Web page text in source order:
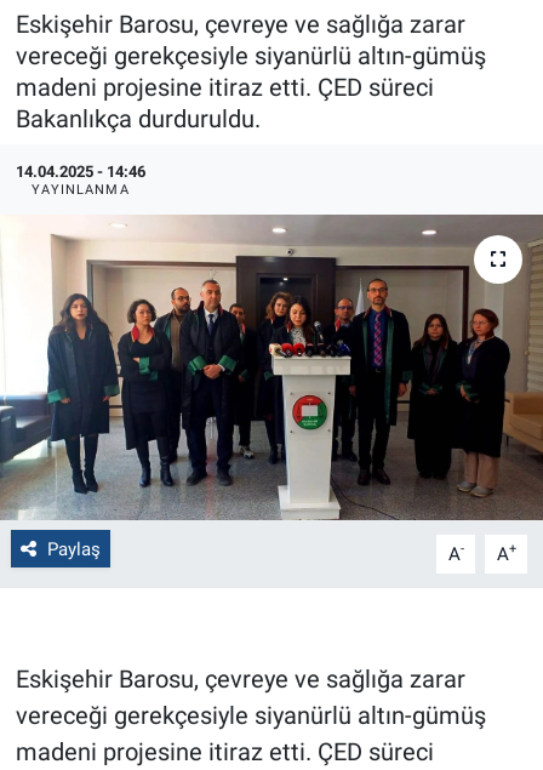
Eskişehir Barosu, çevreye ve sağlığa zarar
vereceği gerekçesiyle siyanürlü altın-gümüş
madeni projesine itiraz etti. ÇED süreci
Bakanlıkça durduruldu.
14.04.2025 - 14:46
YAYINLANMA
Paylaş A- A+
Eskişehir Barosu, çevreye ve sağlığa zarar
vereceği gerekçesiyle siyanürlü altın-gümüş
madeni projesine itiraz etti. ÇED süreci
Dünya
Sağlık
Alış-Veriş/İş dünyası
Röportaj
Ekonomi
Kültür Sanat
Politika
Bilecik
Kütahya
Gezi
Genel
Çevre
Bilim ve Teknoloji
Son Dakika Haberleri
Haber Arşivi